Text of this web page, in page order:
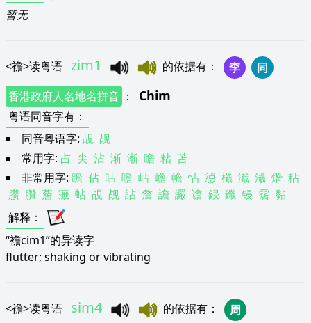
暂无
<襜>读粤语 zim1 的依据有 ： 李
同
香港政府人名地名拼音 ： Chim
粤语同音字有 ：
同音粤语字: 覘 觇
常用字: 占 尖 沾 渐 漸 瞻 粘 苫
非常用字: 䠨 佔 呫 噡 岾 嶦 幨 怗 惉 櫼 瀐 瀸 熸 秥
臜 臢 薝 虃 蛅 覘 觇 詀 詹 譫 讝 谵 鋟 鑯 锓 霑 黏
解释 ：
“襜cim1”的异读字
flutter; shaking or vibrating
<襜>读粤语 sim4 的依据有 ：
周